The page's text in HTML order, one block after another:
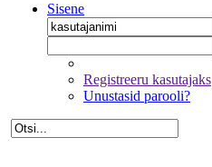
Sisene
Registreeru kasutajaks
Unustasid parooli?